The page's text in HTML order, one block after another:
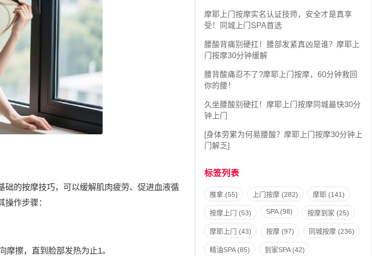
的按摩技巧，可以缓解肌肉疲劳、促进血液循
操作步骤：
擦，直到脸部发热为止1。
摩耶上门按摩实名认证技师，安全才是真享
受！同城上门SPA首选
腰酸背痛别硬扛！腰部发紧真凶是谁？摩耶上
门按摩30分钟缓解
腰背酸痛忍不了?摩耶上门按摩，60分钟救回
你的腰！
久坐腰酸别硬扛！摩耶上门按摩同城最快30分
钟上门
[身体劳累为何易腰酸？摩耶上门按摩30分钟上
门解乏]
标签列表
推拿(55) 上门按摩(282) 摩耶(141)
按摩上门 (53) SPA(98) 按摩到家 (25)
摩耶上门 (43) 按摩(97) 同城按摩(236)
精油SPA(85) 到家SPA(42)